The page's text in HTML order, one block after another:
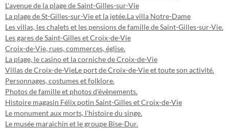
L'avenue de la plage de Saint-Gilles-sur-Vie
La plage de St-Gilles-sur-Vie et la jetée.La villa Notre-Dame
Les villas, les chalets et les pensions de famille de Saint-Gilles-sur-Vie.
Les gares de Saint-Gilles et Croix-de-Vie
Croix-de-Vie, rues, commerces, église.
La plage, le casino et la corniche de Croix-de-Vie
Villas de Croix-de-VieLe port de Croix-de-Vie et toute son activité.
Personnages, costumes et folklore.
Photos de famille et photos d'évènements.
Histoire magasin Félix potin Saint-Gilles et Croix-de-Vie
Le monument aux morts, l'histoire du singe.
Le musée maraichin et le groupe Bise-Dur.